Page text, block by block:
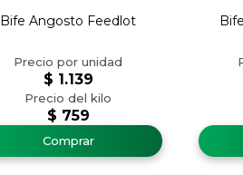
Bife Angosto Feedlot
$ 759
$ 1.139